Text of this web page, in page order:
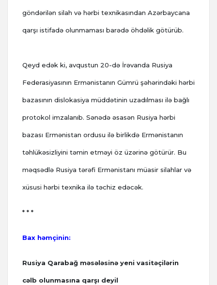
göndərilən silah və hərbi texnikasından Azərbaycana
qarşı istifadə olunmaması barədə öhdəlik götürüb.
Qeyd edək ki, avqustun 20-də İrəvanda Rusiya
Federasiyasının Ermənistanın Gümrü şəhərindəki hərbi
bazasının dislokasiya müddətinin uzadılması ilə bağlı
protokol imzalanıb. Sənədə əsasən Rusiya hərbi
bazası Ermənistan ordusu ilə birlikdə Ermənistanın
təhlükəsizliyini təmin etməyi öz üzərinə götürür. Bu
məqsədlə Rusiya tərəfi Ermənistanı müasir silahlar və
xüsusi hərbi texnika ilə təchiz edəcək.
* * *
Bax həmçinin:
Rusiya Qarabağ məsələsinə yeni vasitəçilərin
cəlb olunmasına qarşı deyil